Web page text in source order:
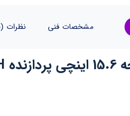
مشخصات فنی نظرات (0)